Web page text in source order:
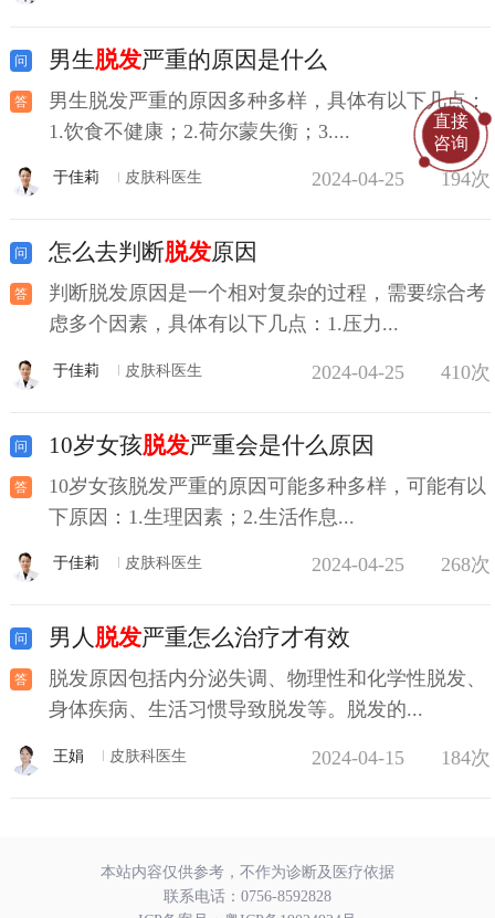
男生脱发严重的原因是什么
男生脱发严重的原因多种多样，具体有以下几点：
1.饮食不健康；2.荷尔蒙失衡；3....
于佳莉 皮肤科医生 2024-04-25 194次
怎么去判断脱发原因
判断脱发原因是一个相对复杂的过程，需要综合考
虑多个因素，具体有以下几点：1.压力...
于佳莉 皮肤科医生 2024-04-25 410次
10岁女孩脱发严重会是什么原因
10岁女孩脱发严重的原因可能多种多样，可能有以
下原因：1.生理因素；2.生活作息...
于佳莉 皮肤科医生 2024-04-25 268次
男人脱发严重怎么治疗才有效
脱发原因包括内分泌失调、物理性和化学性脱发、
身体疾病、生活习惯导致脱发等。脱发的...
王娟 皮肤科医生 2024-04-15 184次
本站内容仅供参考，不作为诊断及医疗依据
联系电话： 0756-8592828
直接
咨询